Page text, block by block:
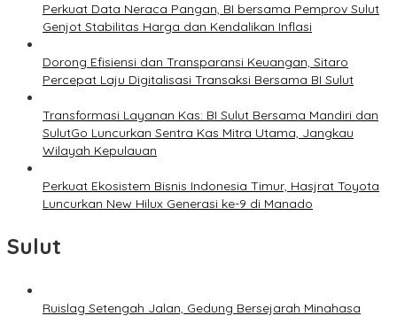
Perkuat Data Neraca Pangan, BI bersama Pemprov Sulut
Genjot Stabilitas Harga dan Kendalikan Inflasi
Dorong Efisiensi dan Transparansi Keuangan, Sitaro
Percepat Laju Digitalisasi Transaksi Bersama BI Sulut
Transformasi Layanan Kas: BI Sulut Bersama Mandiri dan
SulutGo Luncurkan Sentra Kas Mitra Utama, Jangkau
Wilayah Kepulauan
Perkuat Ekosistem Bisnis Indonesia Timur, Hasjrat Toyota
Luncurkan New Hilux Generasi ke-9 di Manado
Sulut
Ruislag Setengah Jalan, Gedung Bersejarah Minahasa